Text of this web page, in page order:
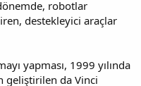
robotlar
destekleyici araçlar
yapması, 1999 yılında
geliştirilen da Vinci